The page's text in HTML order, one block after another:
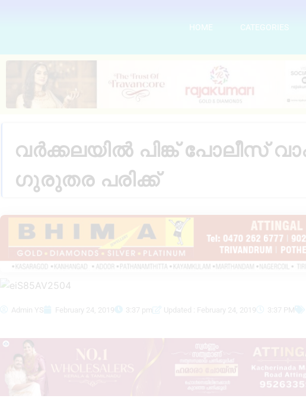
HOME CATEGORIES
വർക്കലയിൽ പിങ്ക് പോലീസ്
ഗുരുതര പരിക്ക്
Admin YS February 24, 2019 3:37 pm Updated : February 24, 2019 3:37 PM